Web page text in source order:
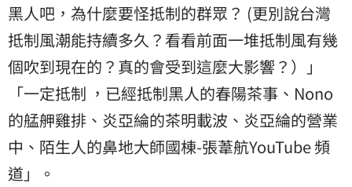
黑人吧，為什麼要怪抵制的群眾？ (更別說台灣
抵制風潮能持續多久？看看前面一堆抵制風有幾
個吹到現在的？真的會受到這麼大影響？）」
「一定抵制 ，已經抵制黑人的春陽茶事、Nono
的艋舺雞排、炎亞綸的茶明載波、炎亞綸的營業
中、陌生人的鼻地大師國棟-張葦航YouTube 頻
道」。